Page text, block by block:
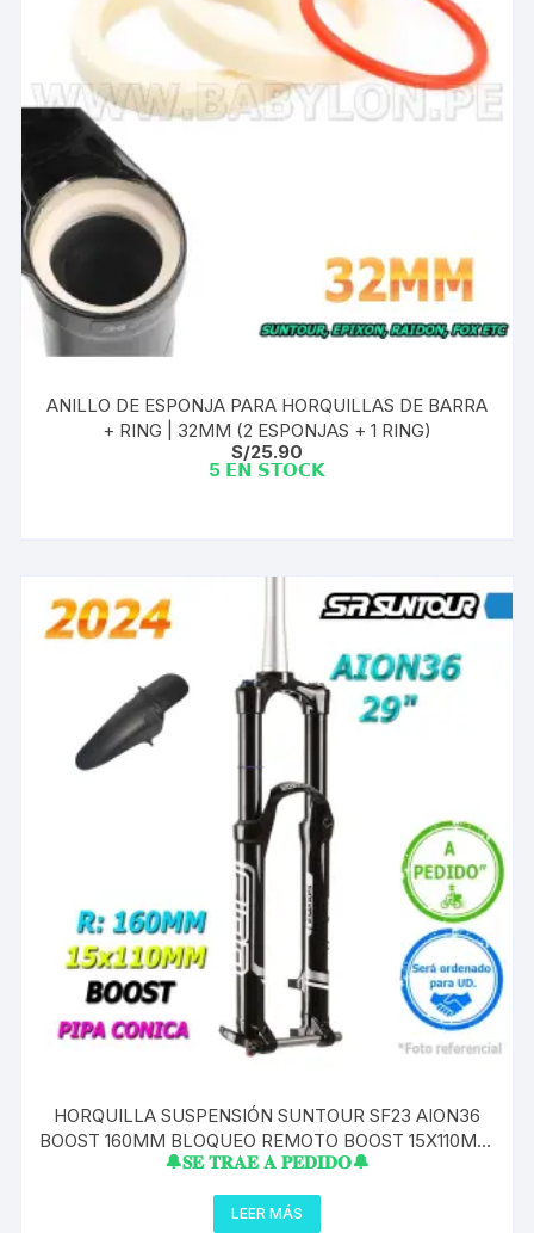
ANILLO DE ESPONJA PARA HORQUILLAS DE BARRA
+ RING | 32MM (2 ESPONJAS + 1 RING)
S/25.90
5 𝗘𝗡 𝗦𝗧𝗢𝗖𝗞
HORQUILLA SUSPENSIÓN SUNTOUR SF23 AION36
BOOST 160MM BLOQUEO REMOTO BOOST 15X110MM
PIPA CONICO
🔔𝐒𝐄 𝐓𝐑𝐀𝐄 𝐀 𝐏𝐄𝐃𝐈𝐃𝐎🔔
LEER MÁS